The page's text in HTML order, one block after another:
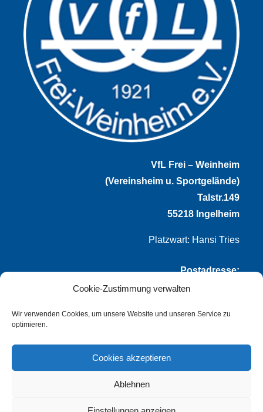
Cookie-Zustimmung verwalten
Wir verwenden Cookies, um unsere Website und unseren Service zu
optimieren.
Cookies akzeptieren
Ablehnen
VfL Frei – Weinheim
(Vereinsheim u. Sportgelände)
Talstr.149
55218 Ingelheim
Platzwart: Hansi Tries
Postadresse:
VfL Frei-Weinheim 1921 e.V.
Thomas Winternheimer
Talstr. 149
55218 Ingelheim